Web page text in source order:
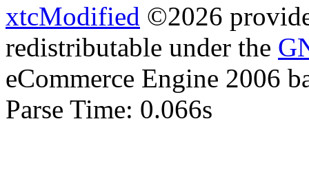
xtcModified ©2026
redistributable under the
eCommerce Engine 2006
Parse Time: 0.066s